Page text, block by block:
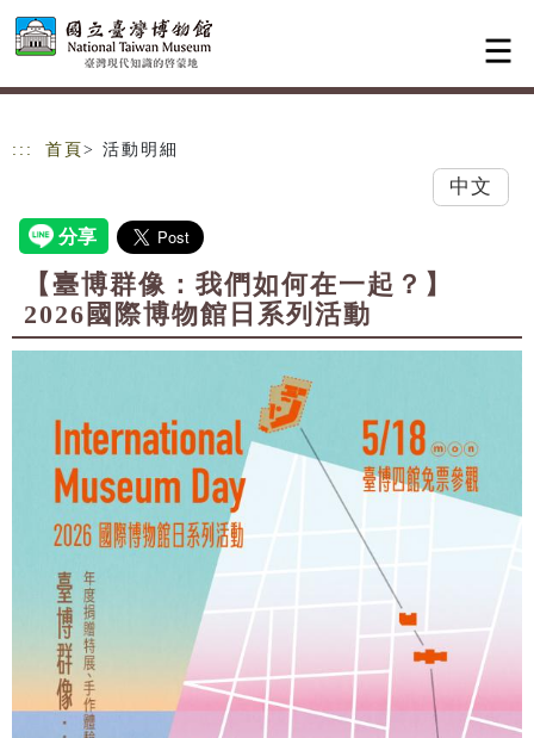
跳到主要內容
網站導覽
::: 首頁 > 活動明細
中文
【臺博群像：我們如何在一起？】
2026國際博物館日系列活動